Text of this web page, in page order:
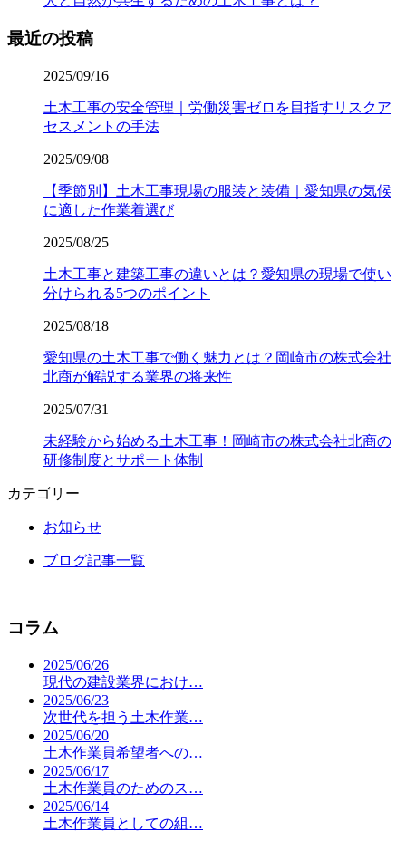
最近の投稿
2025/09/16
土木工事の安全管理｜労働災害ゼロを目指すリスクア
セスメントの手法
2025/09/08
【季節別】土木工事現場の服装と装備｜愛知県の気候
に適した作業着選び
2025/08/25
土木工事と建築工事の違いとは？愛知県の現場で使い
分けられる5つのポイント
2025/08/18
愛知県の土木工事で働く魅力とは？岡崎市の株式会社
北商が解説する業界の将来性
2025/07/31
未経験から始める土木工事！岡崎市の株式会社北商の
研修制度とサポート体制
カテゴリー
お知らせ
ブログ記事一覧
コラム
2025/06/26
現代の建設業界におけ…
2025/06/23
次世代を担う土木作業…
2025/06/20
土木作業員希望者への…
2025/06/17
土木作業員のためのス…
2025/06/14
土木作業員としての組…